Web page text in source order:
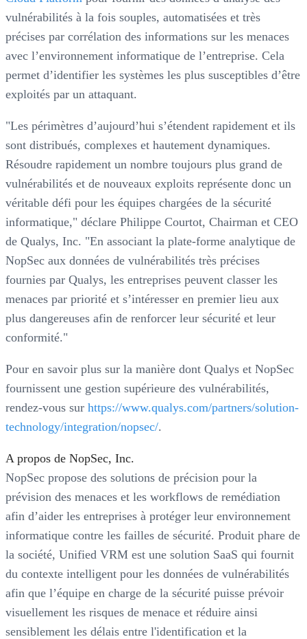
vulnérabilités à la fois souples, automatisées et très
précises par corrélation des informations sur les menaces
avec l’environnement informatique de l’entreprise. Cela
permet d’identifier les systèmes les plus susceptibles d’être
exploités par un attaquant.
"Les périmètres d’aujourd’hui s’étendent rapidement et ils
sont distribués, complexes et hautement dynamiques.
Résoudre rapidement un nombre toujours plus grand de
vulnérabilités et de nouveaux exploits représente donc un
véritable défi pour les équipes chargées de la sécurité
informatique," déclare Philippe Courtot, Chairman et CEO
de Qualys, Inc. "En associant la plate-forme analytique de
NopSec aux données de vulnérabilités très précises
fournies par Qualys, les entreprises peuvent classer les
menaces par priorité et s’intéresser en premier lieu aux
plus dangereuses afin de renforcer leur sécurité et leur
conformité."
Pour en savoir plus sur la manière dont Qualys et NopSec
fournissent une gestion supérieure des vulnérabilités,
rendez-vous sur https://www.qualys.com/partners/solution-
technology/integration/nopsec/.
A propos de NopSec, Inc.
NopSec propose des solutions de précision pour la
prévision des menaces et les workflows de remédiation
afin d’aider les entreprises à protéger leur environnement
informatique contre les failles de sécurité. Produit phare de
la société, Unified VRM est une solution SaaS qui fournit
du contexte intelligent pour les données de vulnérabilités
afin que l’équipe en charge de la sécurité puisse prévoir
visuellement les risques de menace et réduire ainsi
sensiblement les délais entre l'identification et la